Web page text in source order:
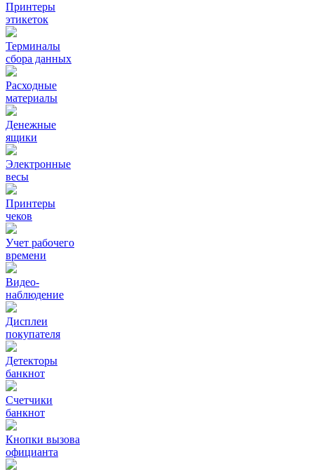
Принтеры
этикеток
Терминалы
сбора данных
Расходные
материалы
Денежные
ящики
Электронные
весы
Принтеры
чеков
Учет рабочего
времени
Видео‑
наблюдение
Дисплеи
покупателя
Детекторы
банкнот
Счетчики
банкнот
Кнопки вызова
официанта